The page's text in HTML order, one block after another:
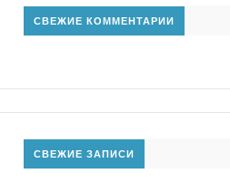
СВЕЖИЕ КОММЕНТАРИИ
СВЕЖИЕ ЗАПИСИ